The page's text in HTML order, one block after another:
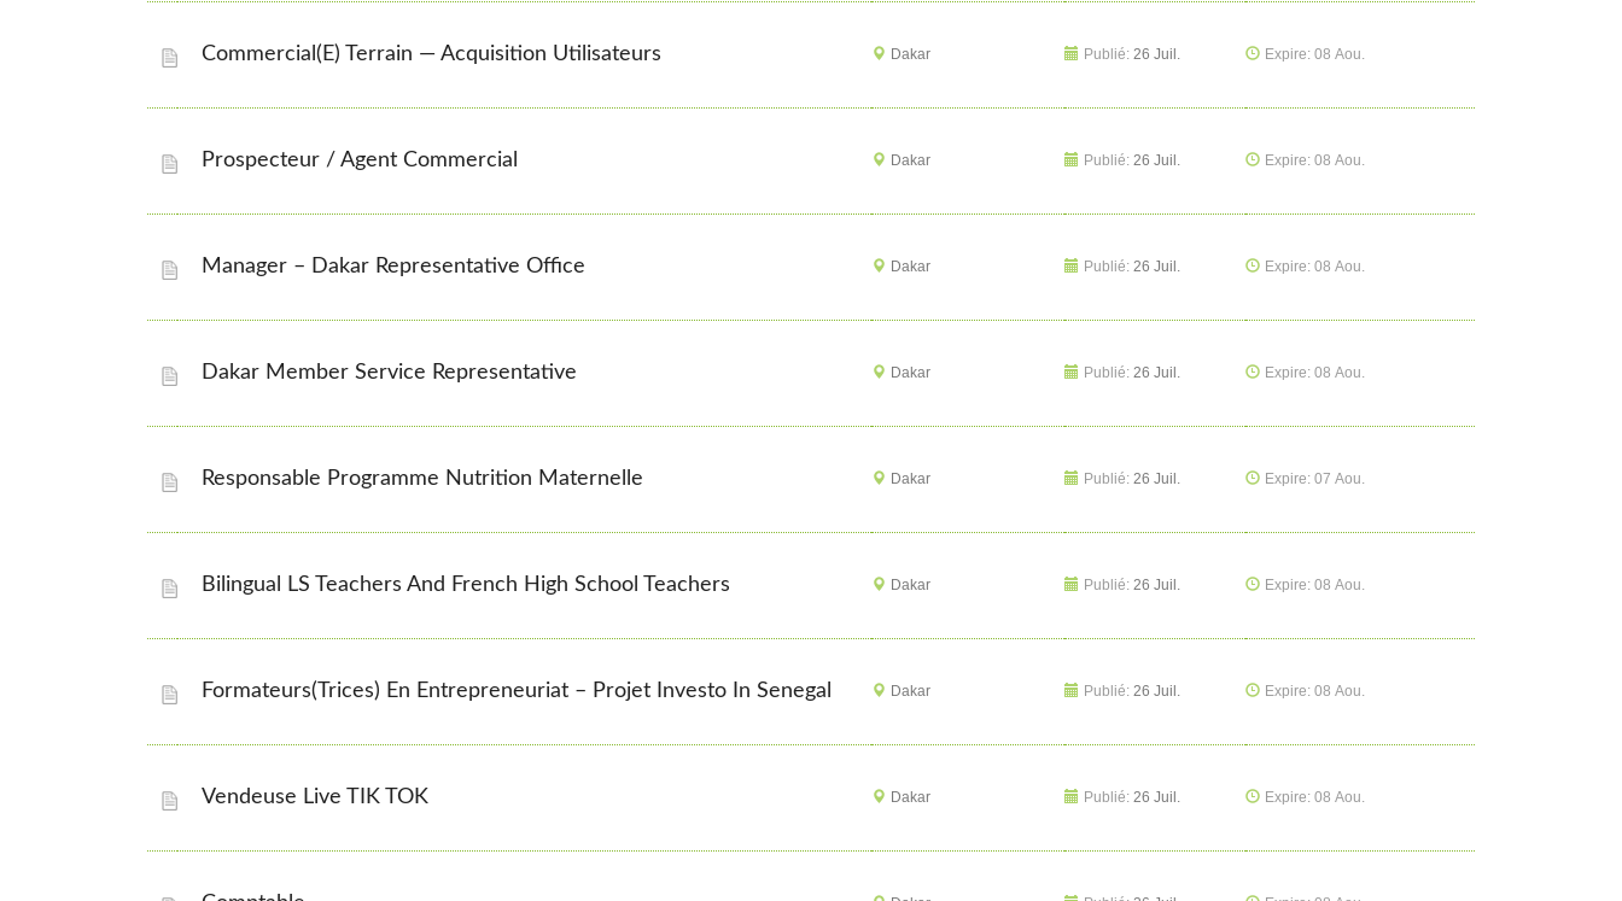
Commercial(e) Terrain — Acquisition Utilisateurs Dakar Publié: 26 Juil. Expire: 08 Aou.
Prospecteur / Agent Commercial Dakar Publié: 26 Juil. Expire: 08 Aou.
Manager – Dakar Representative Office Dakar Publié: 26 Juil. Expire: 08 Aou.
Dakar Member Service Representative Dakar Publié: 26 Juil. Expire: 08 Aou.
Responsable Programme Nutrition Maternelle Dakar Publié: 26 Juil. Expire: 07 Aou.
Bilingual LS Teachers And French High School Teachers Dakar Publié: 26 Juil. Expire: 08 Aou.
Formateurs(trices) En Entrepreneuriat – Projet Investo In Senegal Dakar Publié: 26 Juil. Expire: 08 Aou.
Vendeuse Live TIK TOK Dakar Publié: 26 Juil. Expire: 08 Aou.